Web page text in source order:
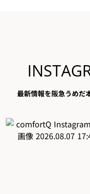
最新情報を阪急うめだ